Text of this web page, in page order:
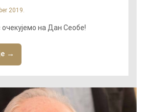
2019.
на Дан Сеобе!
→